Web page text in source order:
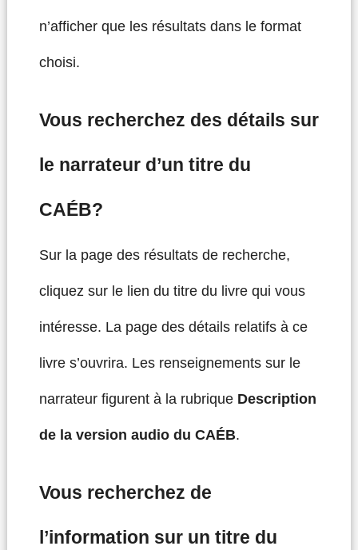
n’afficher que les résultats dans le format
choisi.
Vous recherchez des détails sur
le narrateur d’un titre du
CAÉB?
Sur la page des résultats de recherche,
cliquez sur le lien du titre du livre qui vous
intéresse. La page des détails relatifs à ce
livre s’ouvrira. Les renseignements sur le
narrateur figurent à la rubrique Description
de la version audio du CAÉB.
Vous recherchez de
l’information sur un titre du